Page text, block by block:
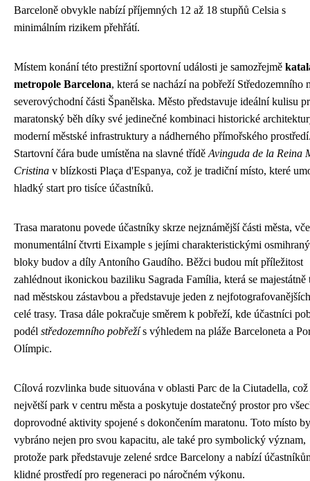
Barceloně obvykle nabízí příjemných 12 až 18 stupňů Celsia s
minimálním rizikem přehřátí.
Místem konání této prestižní sportovní události je samozřejmě
metropole Barcelona, která se nachází na pobřeží Středozemního
severovýchodní části Španělska. Město představuje ideální kulisu
maratonský běh díky své jedinečné kombinaci historické
moderní městské infrastruktury a nádherného přímořského
Startovní čára bude umístěna na slavné třídě Avinguda de la Reina
Cristina v blízkosti Plaça d'Espanya, což je tradiční místo, které
hladký start pro tisíce účastníků.
Trasa maratonu povede účastníky skrze nejznámější části města,
monumentální čtvrti Eixample s jejími charakteristickými
bloky budov a díly Antoního Gaudího. Běžci budou mít příležitost
zahlédnout ikonickou baziliku Sagrada Família, která se majestátně
nad městskou zástavbou a představuje jeden z
celé trasy. Trasa dále pokračuje směrem k pobřeží, kde účastníci
podél středozemního pobřežís výhledem na pláže Barceloneta a
Olímpic.
Cílová rozvlinka bude situována v oblasti Parc de la Ciutadella, což
největší park v centru města a poskytuje dostatečný prostor pro
doprovodné aktivity spojené s dokončením maratonu. Toto místo
vybráno nejen pro svou kapacitu, ale také pro symbolický význam,
protože park představuje zelené srdce Barcelony a nabízí
klidné prostředí pro regeneraci po náročném výkonu.